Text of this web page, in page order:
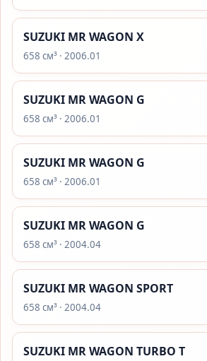
SUZUKI MR WAGON X
658 см³ · 2006.01
SUZUKI MR WAGON G
658 см³ · 2006.01
SUZUKI MR WAGON G
658 см³ · 2006.01
SUZUKI MR WAGON G
658 см³ · 2004.04
SUZUKI MR WAGON SPORT
658 см³ · 2004.04
SUZUKI MR WAGON TURBO T